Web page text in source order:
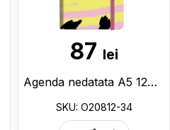
87 lei
Agenda nedatata A5 128 foi cu elastic Good vibes (cop.tare) linii O20812-34
SKU: O20812-34